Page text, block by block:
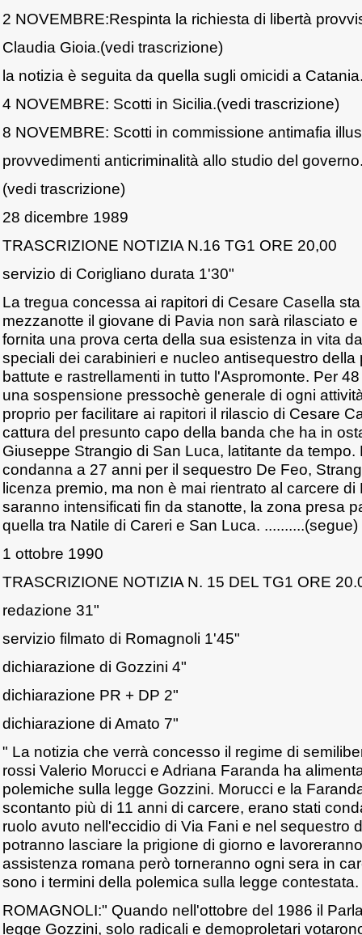
2 NOVEMBRE:Respinta la richiesta di libertà
Claudia Gioia.(vedi trascrizione)
la notizia è seguita da quella sugli omicidi a
4 NOVEMBRE: Scotti in Sicilia.(vedi trascrizione)
8 NOVEMBRE: Scotti in commissione antimafia
provvedimenti anticriminalità allo studio del
(vedi trascrizione)
28 dicembre 1989
TRASCRIZIONE NOTIZIA N.16 TG1 ORE 20,00
servizio di Corigliano durata 1'30"
La tregua concessa ai rapitori di Cesare Casella
mezzanotte il giovane di Pavia non sarà rilasciato
fornita una prova certa della sua esistenza in vita
speciali dei carabinieri e nucleo antisequestro della
battute e rastrellamenti in tutto l'Aspromonte. Per
una sospensione pressochè generale di ogni
proprio per facilitare ai rapitori il rilascio di Cesare
cattura del presunto capo della banda che ha in
Giuseppe Strangio di San Luca, latitante da
condanna a 27 anni per il sequestro De Feo,
licenza premio, ma non è mai rientrato al carcere di
saranno intensificati fin da stanotte, la zona presa
quella tra Natile di Careri e San Luca. ..........(segue)
1 ottobre 1990
TRASCRIZIONE NOTIZIA N. 15 DEL TG1 ORE
redazione 31"
servizio filmato di Romagnoli 1'45"
dichiarazione di Gozzini 4"
dichiarazione PR + DP 2"
dichiarazione di Amato 7"
" La notizia che verrà concesso il regime di
rossi Valerio Morucci e Adriana Faranda ha
polemiche sulla legge Gozzini. Morucci e la
scontanto più di 11 anni di carcere, erano stati
ruolo avuto nell'eccidio di Via Fani e nel sequestro
potranno lasciare la prigione di giorno e
assistenza romana però torneranno ogni sera in
sono i termini della polemica sulla legge contestata.
ROMAGNOLI:" Quando nell'ottobre del 1986 il
legge Gozzini, solo radicali e demoproletari